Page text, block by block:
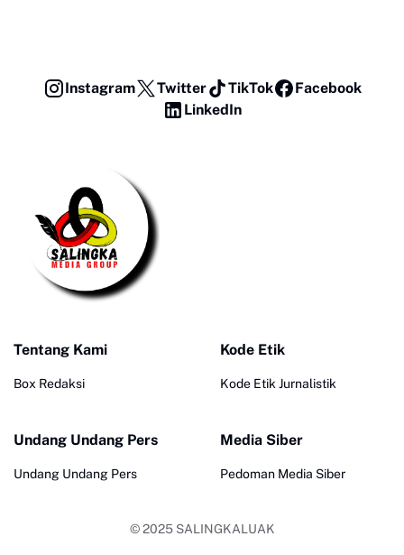
Instagram Twitter TikTok
Facebook
LinkedIn
Tentang Kami
Box Redaksi
Kode Etik
Kode Etik Jurnalistik
Undang Undang Pers
Undang Undang Pers
Media Siber
Pedoman Media Siber
© 2025 SALINGKALUAK